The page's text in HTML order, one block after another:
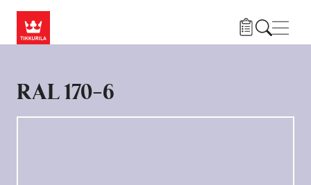
RAL 170-6